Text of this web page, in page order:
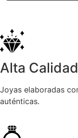
Alta Calidad
Joyas elaboradas
auténticas.